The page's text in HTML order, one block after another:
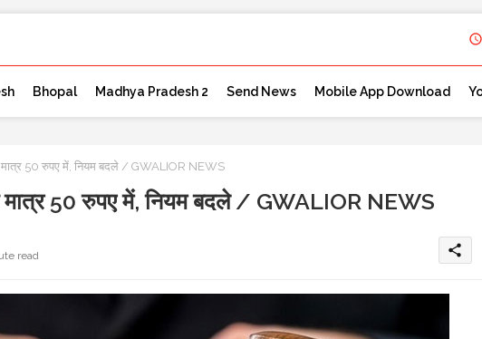
Bhopal Madhya Pradesh 2 Send News Mobile App Download
मात्र 50 रुपए में, नियम बदले / GWALIOR NEWS
मात्र 50 रुपए में, नियम बदले / GWALIOR NEWS
read share